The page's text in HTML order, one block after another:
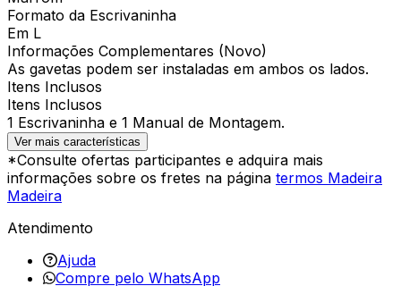
Formato da Escrivaninha
Em L
Informações Complementares (Novo)
As gavetas podem ser instaladas em ambos os lados.
Itens Inclusos
Itens Inclusos
1 Escrivaninha e 1 Manual de Montagem.
Ver mais características
*Consulte ofertas participantes e adquira mais
informações sobre os fretes na página termos Madeira
Madeira
Atendimento
Ajuda
Compre pelo WhatsApp